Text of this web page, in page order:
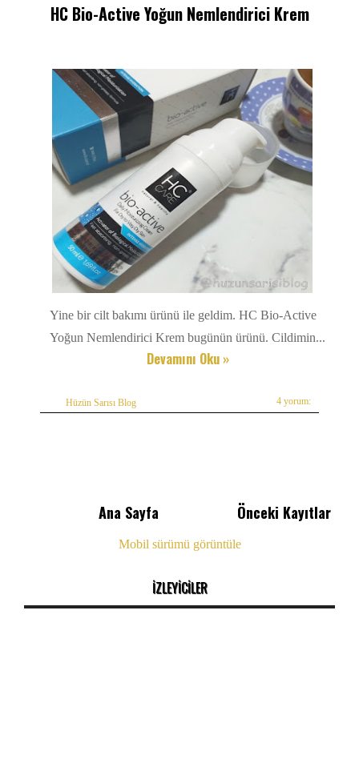
HC Bio-Active Yoğun Nemlendirici Krem
Yine bir cilt bakımı ürünü ile geldim. HC Bio-Active
Yoğun Nemlendirici Krem bugünün ürünü. Cildimin...
Devamını Oku »
Hüzün Sarısı Blog 4 yorum:
Önceki Kayıtlar
Ana Sayfa
Mobil sürümü görüntüle
İZLEYİCİLER